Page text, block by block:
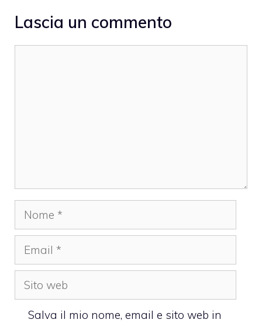
Lascia un commento
Nome
Email
Sito
web
Salva il mio nome, email e sito web in